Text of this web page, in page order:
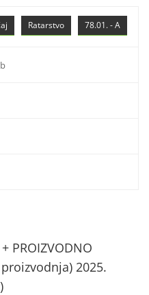
78.01. - A
Ratarstvo
PROIZVODNO
proizvodnja) 2025.